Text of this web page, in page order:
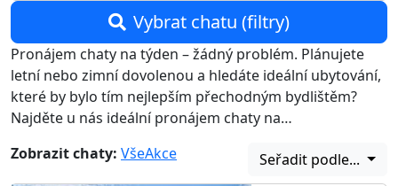
Vybrat chatu (filtry)
Pronájem chaty na týden – žádný problém. Plánujete
letní nebo zimní dovolenou a hledáte ideální ubytování,
které by bylo tím nejlepším přechodným bydlištěm?
Najděte u nás ideální pronájem chaty na…
Zobrazit chaty: VšeAkce Seřadit podle...